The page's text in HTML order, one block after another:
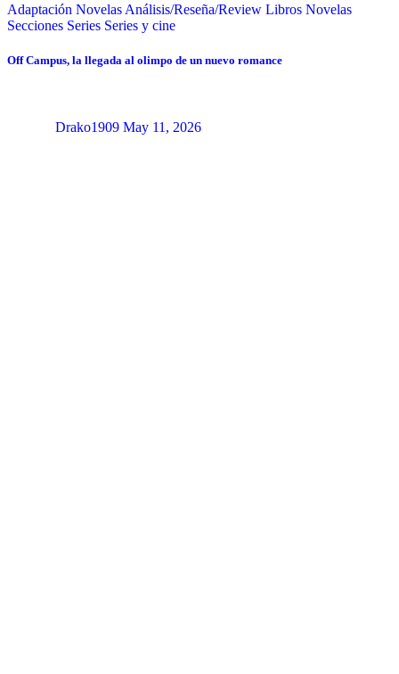
Adaptación Novelas Análisis/Reseña/Review Libros Novelas
Secciones Series Series y cine
Off Campus, la llegada al olimpo de un nuevo romance
Drako1909 May 11, 2026